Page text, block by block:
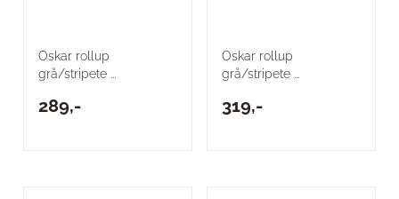
Oskar rollup
grå/stripete ...
289,-
Oskar rollup
grå/stripete ...
319,-